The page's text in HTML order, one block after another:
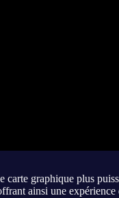
carte graphique plus
ainsi une